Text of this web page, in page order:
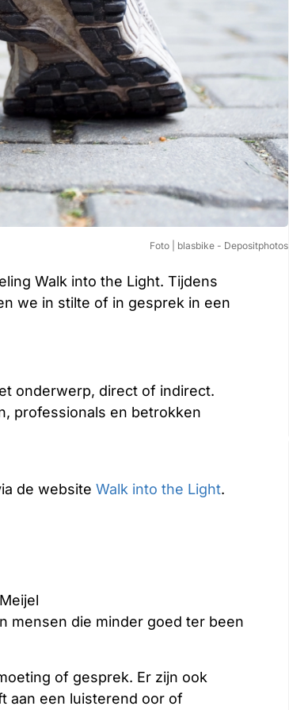
Foto | blasbike - Depositphotos
Walk into the Light. Tijdens
we in stilte of in gesprek in een
onderwerp, direct of indirect.
professionals en betrokken
de website Walk into the Light.
mensen die minder goed ter been
of gesprek. Er zijn ook
aan een luisterend oor of